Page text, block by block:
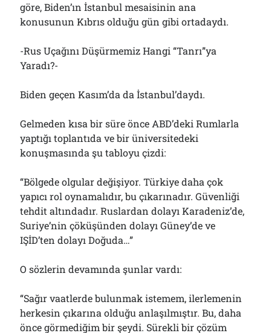
göre, Biden’ın İstanbul mesaisinin ana
konusunun Kıbrıs olduğu gün gibi ortadaydı.
-Rus Uçağını Düşürmemiz Hangi “Tanrı”ya
Yaradı?-
Biden geçen Kasım’da da İstanbul’daydı.
Gelmeden kısa bir süre önce ABD’deki Rumlarla
yaptığı toplantıda ve bir üniversitedeki
konuşmasında şu tabloyu çizdi:
“Bölgede olgular değişiyor. Türkiye daha çok
yapıcı rol oynamalıdır, bu çıkarınadır. Güvenliği
tehdit altındadır. Ruslardan dolayı Karadeniz’de,
Suriye’nin çöküşünden dolayı Güney’de ve
IŞİD’ten dolayı Doğuda…”
O sözlerin devamında şunlar vardı:
“Sağır vaatlerde bulunmak istemem, ilerlemenin
herkesin çıkarına olduğu anlaşılmıştır. Bu, daha
önce görmediğim bir şeydi. Sürekli bir çözüm